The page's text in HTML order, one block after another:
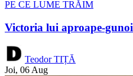
PE CE LUME TRĂIM
Victoria lui aproape-gunoi
Teodor TIȚĂ
Joi, 06 Aug